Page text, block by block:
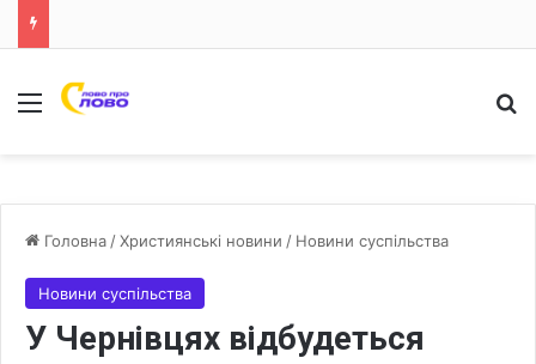
Меню
Головна /Християнські новини / Новини суспільства
Новини суспільства
У Чернівцях відбудеться